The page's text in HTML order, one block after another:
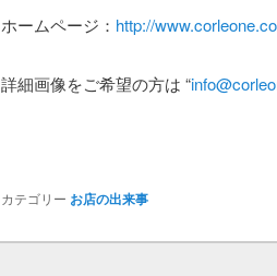
ホームページ： http://
詳細画像をご希望の方は “
カテゴリー お店の出来事